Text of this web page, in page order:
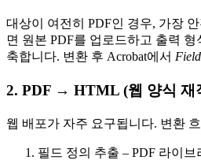
대상이 여전히 PDF인 경우, 가장
면 원본 PDF를 업로드하고 출력 형
축합니다. 변환 후 Acrobat에서
2. PDF → HTML (웹 양식 재
웹 배포가 자주 요구됩니다. 변환
필드 정의 추출 – PDF 라이브